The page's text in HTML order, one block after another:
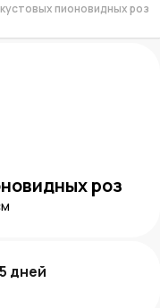
кустовых пионовидных роз
роз
5 дней